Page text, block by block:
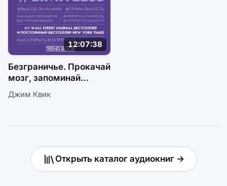
12:07:38
Безграничье. Прокачай
мозг, запоминай
Джим Квик
Открыть каталог аудиокниг →